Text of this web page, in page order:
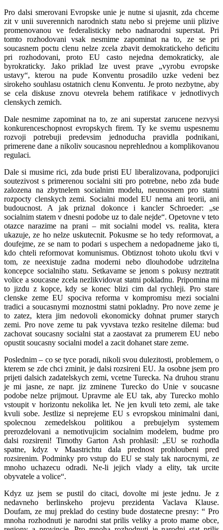
Pro dalsi smerovani Evropske unie je nutne si ujasnit, zda chceme
zit v unii suverennich narodnich statu nebo si prejeme unii plizive
promenovanou ve federalisticky nebo nadnarodni superstat. Pri
tomto rozhodovani vsak nesmime zapominat na to, ze se pri
soucasnem poctu clenu nelze zcela zbavit demokratickeho deficitu
pri rozhodovani, proto EU casto nejedna demokraticky, ale
byrokraticky. Jako priklad lze uvest prave „vyrobu evropske
ustavy“, kterou na pude Konventu prosadilo uzke vedeni bez
sirokeho souhlasu ostatnich clenu Konventu. Je proto nezbytne, aby
se cela diskuse znovu otevrela behem ratifikace v jednotlivych
clenskych zemich.
Dale nesmime zapominat na to, ze ani superstat zarucene nezvysi
konkurenceschopnost evropskych firem. Ty ke svemu uspesnemu
rozvoji potrebuji predevsim jednoducha pravidla podnikani,
primerene dane a nikoliv soucasnou neprehlednou a komplikovanou
regulaci.
Dale si musime rici, zda bude pristi EU liberalizovana, podporujici
soutezivost s primerenou socialni siti pro potrebne, nebo zda bude
zalozena na zbytnelem socialnim modelu, neunosnem pro statni
rozpocty clenskych zemi. Socialni model EU nema ani teorii, ani
budoucnost. A jak priznal dokonce i kancler Schroeder: „se
socialnim statem v dnesni podobe uz to dale nejde“. Opetovne v teto
otazce narazime na prani – mit socialni model vs. realita, ktera
ukazuje, ze ho nelze uskutecnit. Pokusme se ho tedy reformovat, a
doufejme, ze se nam to podari s uspechem a nedopadneme jako ti,
kdo chteli reformovat komunismus. Obtiznost tohoto ukolu tkvi v
tom, ze neexistuje zadna moderni nebo dlouhodobe udrzitelna
koncepce socialniho statu. Setkavame se jenom s pokusy neztratit
volice a soucasne zcela nezlikvidovat statni pokladnu. Pripomina mi
to jizdu z kopce, kdy se konec blizi cim dal rychleji. Pro stare
clenske zeme EU spociva reforma v kompromisu mezi socialni
tradici a soucasnymi moznostmi statni pokladny. Pro nove zeme je
to zatez, ktera jim nedovoli ekonomicky dohnat prumer starych
zemi. Pro nove zeme tu pak vyvstava tezko resitelne dilema: bud
zachovat soucasny socialni stat a zaostavat za prumerem EU nebo
opustit soucasny socialni model a zacit dohanet stare zeme.
Poslednim – co se tyce poradi, nikoli svou dulezitosti, problemem, o
kterem se zde chci zminit, je dalsi rozsireni EU. Ja osobne jsem pro
prijeti dalsich zadatelskych zemi, vcetne Turecka. Na druhou stranu
je mi jasne, ze napr. jiz zminene Turecko do Unie v soucasne
podobe nelze prijmout. Upravme ale EU tak, aby Turecko mohlo
vstoupit v horizontu nekolika let. Ne jen kvuli teto zemi, ale take
kvuli sobe. Jestlize si neprejeme EU s evropskou minimalni dani,
spolecnou zemedelskou politikou a prebujelym systemem
prerozdelovani a nemotivujicim socialnim modelem, budme pro
dalsi rozsireni! Timothy Garton Ash prohlasil: „EU se rozhodla
spatne, kdyz v Maastrichtu dala prednost prohloubeni pred
rozsirenim. Podminky pro vstup do EU se staly tak narocnymi, ze
mnoho uchazecu odradi. Ne-li jejich vlady a elity, tak urcite
obyvatele a volice“.
Kdyz uz jsem se pustil do citaci, dovolte mi jeste jednu. Je z
nedavneho berlinskeho projevu prezidenta Vaclava Klause.
Doufam, ze muj preklad do cestiny bude dostatecne presny: “ Pro
mnoha rozhodnuti je narodni stat prilis veliky a proto mame obce,